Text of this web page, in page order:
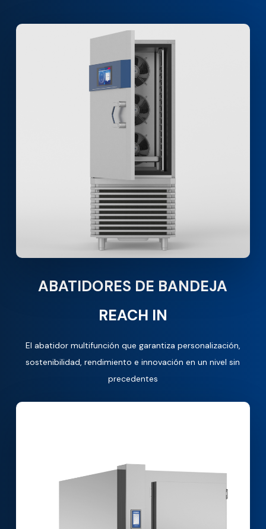
ABATIDORES DE BANDEJA
REACH IN
El abatidor multifunción que garantiza personalización,
sostenibilidad, rendimiento e innovación en un nivel sin
precedentes